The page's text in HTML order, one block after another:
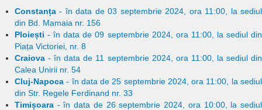
Constanța - în data de 03 septembrie 2024, ora 11:00, la sediul
din Bd. Mamaia nr. 156
Ploiești - în data de 09 septembrie 2024, ora 11:00, la sediul din
Piața Victoriei, nr. 8
Craiova - în data de 11 septembrie 2024, ora 11:00, la sediul din
Calea Unirii nr. 54
Cluj-Napoca - în data de 25 septembrie 2024, ora 11:00, la sediul
din Str. Regele Ferdinand nr. 33
Timișoara - în data de 26 septembrie 2024, ora 10:00, la sediul